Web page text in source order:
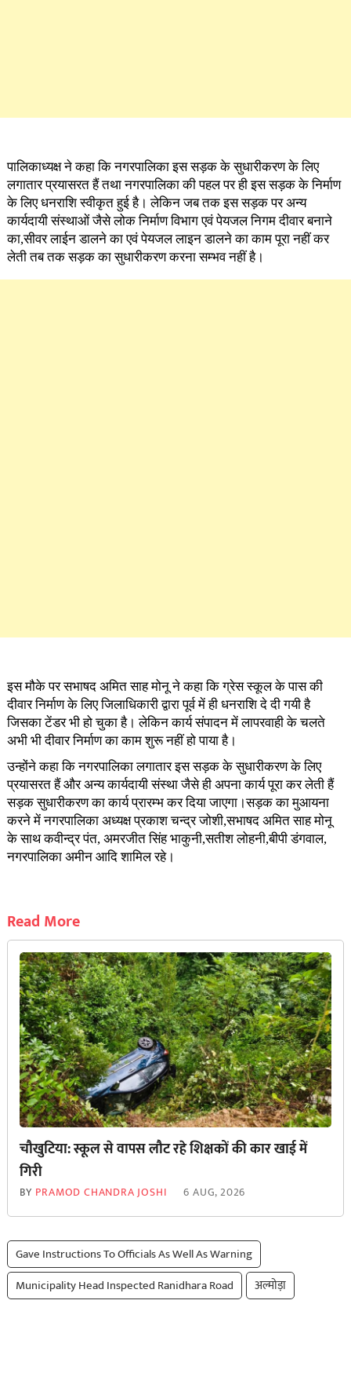
पालिकाध्यक्ष ने कहा कि नगरपालिका इस सड़क के सुधारीकरण के लिए
लगातार प्रयासरत हैं तथा नगरपालिका की पहल पर ही इस सड़क के निर्माण
के लिए धनराशि स्वीकृत हुई है। लेकिन जब तक इस सड़क पर अन्य
कार्यदायी संस्थाओं जैसे लोक निर्माण विभाग एवं पेयजल निगम दीवार बनाने
का,सीवर लाईन डालने का एवं पेयजल लाइन डालने का काम पूरा नहीं कर
लेती तब तक सड़क का सुधारीकरण करना सम्भव नहीं है।
इस मौके पर सभाषद अमित साह मोनू ने कहा कि ग्रेस स्कूल के पास की
दीवार निर्माण के लिए जिलाधिकारी द्वारा पूर्व में ही धनराशि दे दी गयी है
जिसका टेंडर भी हो चुका है। लेकिन कार्य संपादन में लापरवाही के चलते
अभी भी दीवार निर्माण का काम शुरू नहीं हो पाया है।
उन्होंने कहा कि नगरपालिका लगातार इस सड़क के सुधारीकरण के लिए
प्रयासरत हैं और अन्य कार्यदायी संस्था जैसे ही अपना कार्य पूरा कर लेती हैं
सड़क सुधारीकरण का कार्य प्रारम्भ कर दिया जाएगा।सड़क का मुआयना
करने में नगरपालिका अध्यक्ष प्रकाश चन्द्र जोशी,सभाषद अमित साह मोनू
के साथ कवीन्द्र पंत, अमरजीत सिंह भाकुनी,सतीश लोहनी,बीपी डंगवाल,
नगरपालिका अमीन आदि शामिल रहे।
Read More
चौखुटिया: स्कूल से वापस लौट रहे शिक्षकों की कार खाई में
गिरी
BY PRAMOD CHANDRA JOSHI 6 AUG, 2026
Gave Instructions To Officials As Well As Warning
Municipality Head Inspected Ranidhara Road
अल्मोड़ा